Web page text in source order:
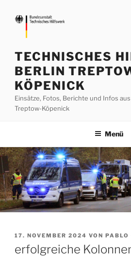
Inhalt
springen
TECHNISCHES
BERLIN
KÖPENICK
Einsätze, Fotos, Berichte und Infos
Treptow-Köpenick
Menü
VERÖFFENTLICHT
17. NOVEMBER 2024 VON PABLO
erfolgreiche